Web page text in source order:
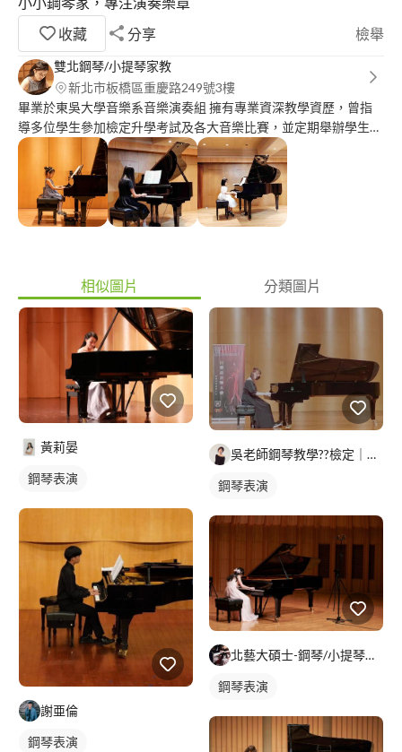
收藏
分享 檢舉
雙北鋼琴/小提琴家教
新北市板橋區重慶路249號3樓
畢業於東吳大學音樂系音樂演奏組 擁有專業資深教學資歷，曾指
導多位學生參加檢定升學考試及各大音樂比賽，並定期舉辦學生發
表會，增加學生舞台學習的機會。 曾考取英國伯明罕音樂院以及
取得美國鮑爾州立大學音樂研究所全額獎學金。 現任職蘆洲功學
社音樂廳專員。
相似圖片 分類圖片
黃莉晏
鋼琴表演
謝亜倫
鋼琴表演
吳老師鋼琴教學??檢定｜比賽｜考試升學
鋼琴表演
北藝大碩士-鋼琴/小提琴范老師
鋼琴表演